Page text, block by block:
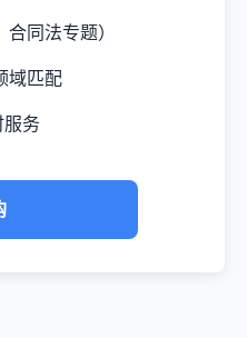
同法专题）
域匹配
务